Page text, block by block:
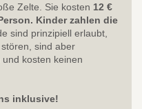
Zelte. Sie kosten 12 €
Kinder zahlen die
sind prinzipiell erlaubt,
sind aber
kosten keinen
inklusive!